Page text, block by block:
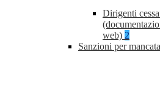
Dirigenti
web) 2
Sanzioni per